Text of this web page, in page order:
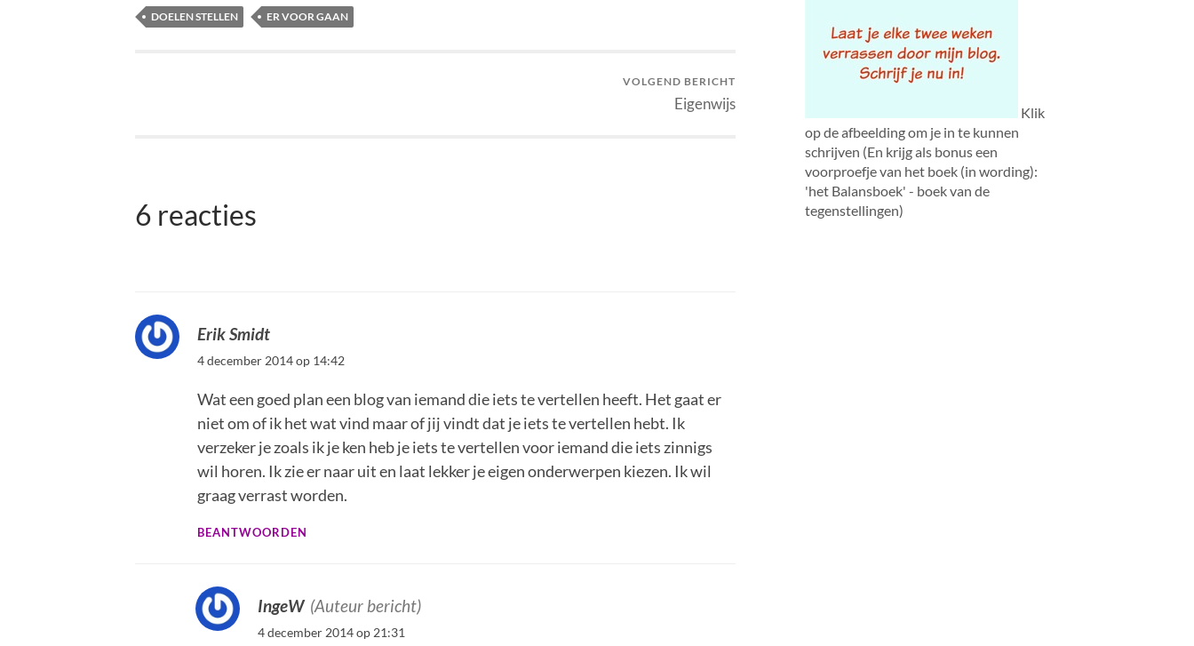
DOELEN STELLEN ER VOOR GAAN
VOLGEND BERICHT
Eigenwijs
6 reacties
Erik Smidt
4 december 2014 op 14:42
Wat een goed plan een blog van iemand die iets te vertellen heeft. Het gaat er
niet om of ik het wat vind maar of jij vindt dat je iets te vertellen hebt. Ik
verzeker je zoals ik je ken heb je iets te vertellen voor iemand die iets zinnigs
wil horen. Ik zie er naar uit en laat lekker je eigen onderwerpen kiezen. Ik wil
graag verrast worden.
BEANTWOORDEN
IngeW (Auteur bericht)
4 december 2014 op 21:31
Klik
op de afbeelding om je in te kunnen
schrijven (En krijg als bonus een
voorproefje van het boek (in wording):
'het Balansboek' - boek van de
tegenstellingen)